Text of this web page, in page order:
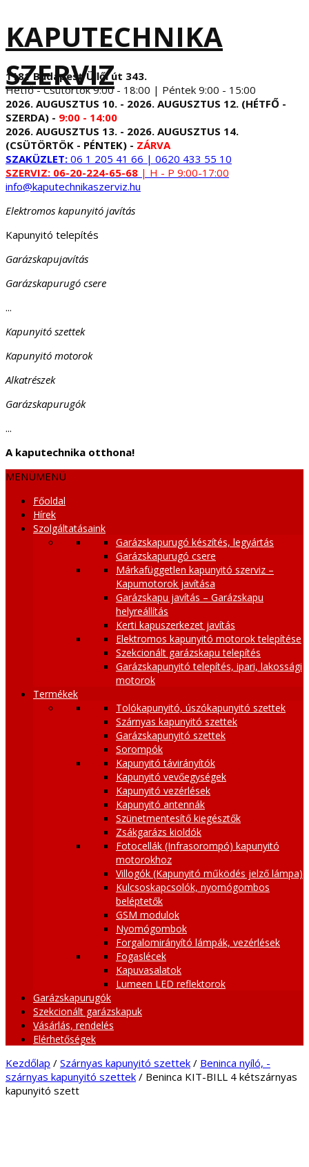
KAPUTECHNIKA
SZERVIZ
1181 Budapest Üllői út 343.
Hétfő - Csütörtök 9:00 - 18:00 | Péntek 9:00 - 15:00
2026. AUGUSZTUS 10. - 2026. AUGUSZTUS 12. (HÉTFŐ -
SZERDA) - 9:00 - 14:00
2026. AUGUSZTUS 13. - 2026. AUGUSZTUS 14.
(CSÜTÖRTÖK - PÉNTEK) - ZÁRVA
SZAKÜZLET: 06 1 205 41 66 | 0620 433 55 10
SZERVIZ: 06-20-224-65-68 | H - P 9:00-17:00
info@kaputechnikaszerviz.hu
Elektromos kapunyitó javítás
Kapunyitó telepítés
Garázskapujavítás
Garázskapurugó csere
...
Kapunyitó szettek
Kapunyitó motorok
Alkatrészek
Garázskapurugók
...
A kaputechnika otthona!
MENÜMENÜ
Főoldal
Hírek
Szolgáltatásaink
Garázskapurugó készítés, legyártás
Garázskapurugó csere
Márkafüggetlen kapunyitó szerviz –
Kapumotorok javítása
Garázskapu javítás – Garázskapu
helyreállítás
Kerti kapuszerkezet javítás
Elektromos kapunyitó motorok telepítése
Szekcionált garázskapu telepítés
Garázskapunyitó telepítés, ipari, lakossági
motorok
Termékek
Tolókapunyitó, úszókapunyitó szettek
Szárnyas kapunyitó szettek
Garázskapunyitó szettek
Sorompók
Kapunyitó távirányítók
Kapunyitó vevőegységek
Kapunyitó vezérlések
Kapunyitó antennák
Szünetmentesítő kiegésztők
Zsákgarázs kioldók
Fotocellák (Infrasorompó) kapunyitó
motorokhoz
Villogók (Kapunyitó működés jelző lámpa)
Kulcsoskapcsolók, nyomógombos
beléptetők
GSM modulok
Nyomógombok
Forgalomirányító lámpák, vezérlések
Fogaslécek
Kapuvasalatok
Lumeen LED reflektorok
Garázskapurugók
Szekcionált garázskapuk
Vásárlás, rendelés
Elérhetőségek
Kezdőlap / Szárnyas kapunyitó szettek / Beninca nyíló, -
szárnyas kapunyitó szettek / Beninca KIT-BILL 4 kétszárnyas
kapunyitó szett